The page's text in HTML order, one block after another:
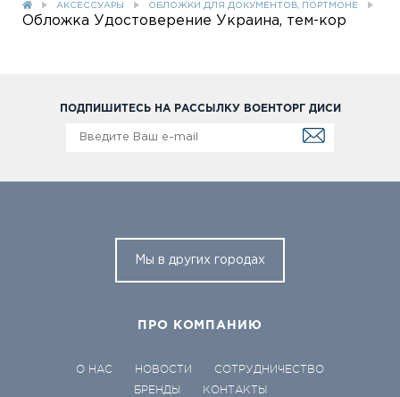
АКСЕССУАРЫ ОБЛОЖКИ ДЛЯ ДОКУМЕНТОВ, ПОРТМОНЕ
Обложка Удостоверение Украина, тем-кор
ПОДПИШИТЕСЬ НА РАССЫЛКУ ВОЕНТОРГ ДИСИ
Мы в других городах
ПРО КОМПАНИЮ
О НАС НОВОСТИ
СОТРУДНИЧЕСТВО
БРЕНДЫ
КОНТАКТЫ